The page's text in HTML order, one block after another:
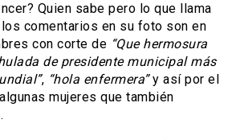
Quien sabe pero lo que llama
los comentarios en su foto son en
con corte de “Que hermosura
de presidente municipal más
, “hola enfermera”y así por el
mujeres que también